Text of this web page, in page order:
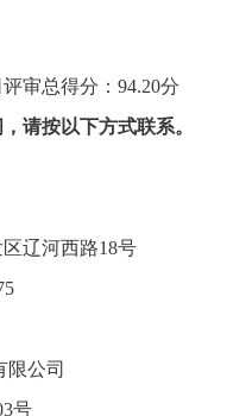
评审总得分： 94.20分
请按以下方式联系。
辽河西路18号
限公司
号